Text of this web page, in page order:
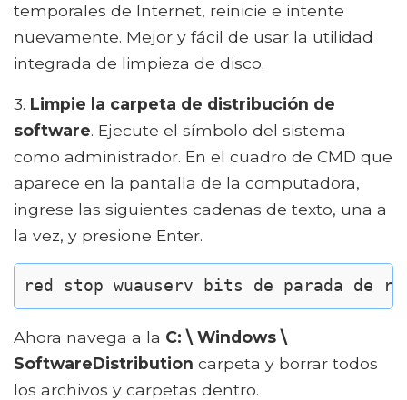
temporales de Internet, reinicie e intente
nuevamente. Mejor y fácil de usar la utilidad
integrada de limpieza de disco.
3. Limpie la carpeta de distribución de
software. Ejecute el símbolo del sistema
como administrador. En el cuadro de CMD que
aparece en la pantalla de la computadora,
ingrese las siguientes cadenas de texto, una a
la vez, y presione Enter.
red stop wuauserv bits de parada de
Ahora navega a la C: \ Windows \
SoftwareDistribution carpeta y borrar todos
los archivos y carpetas dentro.